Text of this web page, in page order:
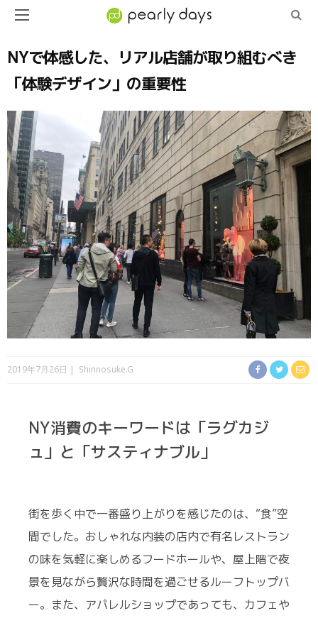
NYで体感した、リアル店舗が取り組むべき
「体験デザイン」の重要性
2019年7月26日 Shinnosuke.G
NY消費のキーワードは「ラグカジ
ュ」と「サスティナブル」
街を歩く中で一番盛り上がりを感じたのは、“食”空
間でした。おしゃれな内装の店内で有名レストラン
の味を気軽に楽しめるフードホールや、屋上階で夜
景を見ながら贅沢な時間を過ごせるルーフトップバ
ー。また、アパレルショップであっても、カフェや